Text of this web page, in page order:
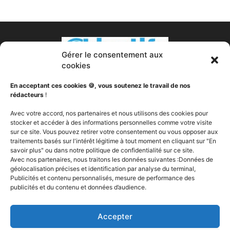
À PROPOS DE NOUS
Votre transformation est notre passion. Nous sommes
votre partenaire fitness, votre nutritionniste, votre coach
sportif, votre expert en compléments alimentaires, votre
soutien. Objectifs Fitness a pour vocation de vous aider à
changer, peut importe votre ou vos objectifs, vous fournir
les la technologie, les outils et les produits dont vous avez
Gérer le consentement aux
cookies
En acceptant ces cookies 🍪, vous soutenez le travail de nos
rédacteurs !
Avec votre accord, nos partenaires et nous utilisons des cookies pour
stocker et accéder à des informations personnelles comme votre visite
sur ce site. Vous pouvez retirer votre consentement ou vous opposer aux
traitements basés sur l'intérêt légitime à tout moment en cliquant sur "En
savoir plus" ou dans notre politique de confidentialité sur ce site.
Avec nos partenaires, nous traitons les données suivantes :Données de
géolocalisation précises et identification par analyse du terminal,
Publicités et contenu personnalisés, mesure de performance des
publicités et du contenu et données d’audience.
Accepter